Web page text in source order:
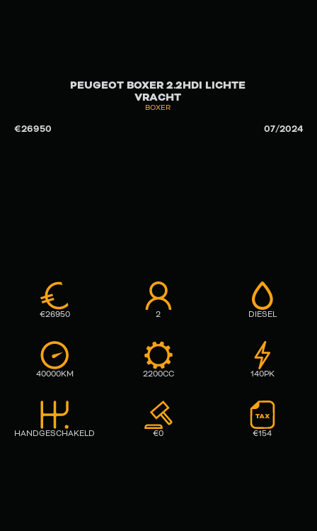
€26950
PEUGEOT BOXER 2.2HDI LICHTE
VRACHT
BOXER
07/2024
€26950 2 DIESEL
40000KM 2200CC 140PK
HANDGESCHAKELD €0 €154